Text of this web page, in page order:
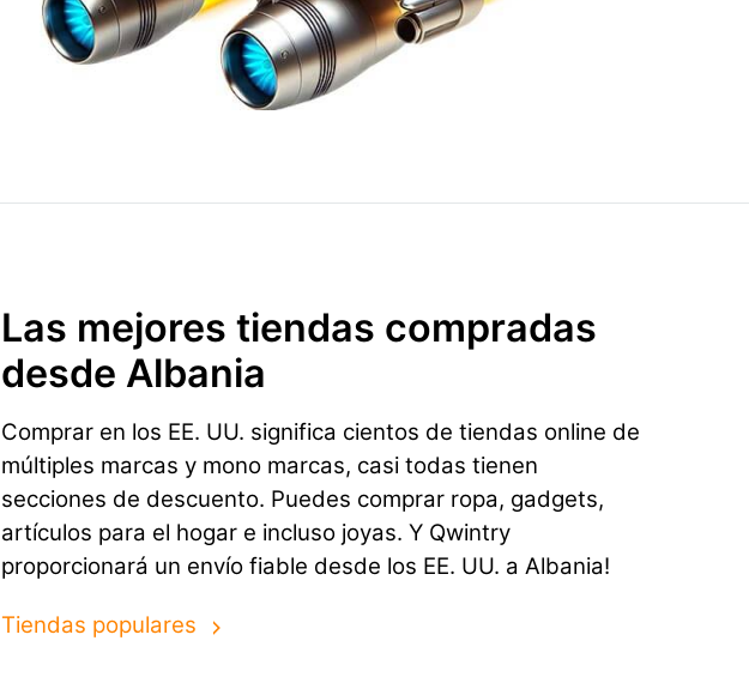
Las mejores tiendas compradas
desde Albania
Comprar en los EE. UU. significa cientos de tiendas online de
múltiples marcas y mono marcas, casi todas tienen
secciones de descuento. Puedes comprar ropa, gadgets,
artículos para el hogar e incluso joyas. Y Qwintry
proporcionará un envío fiable desde los EE. UU. a Albania!
Tiendas populares